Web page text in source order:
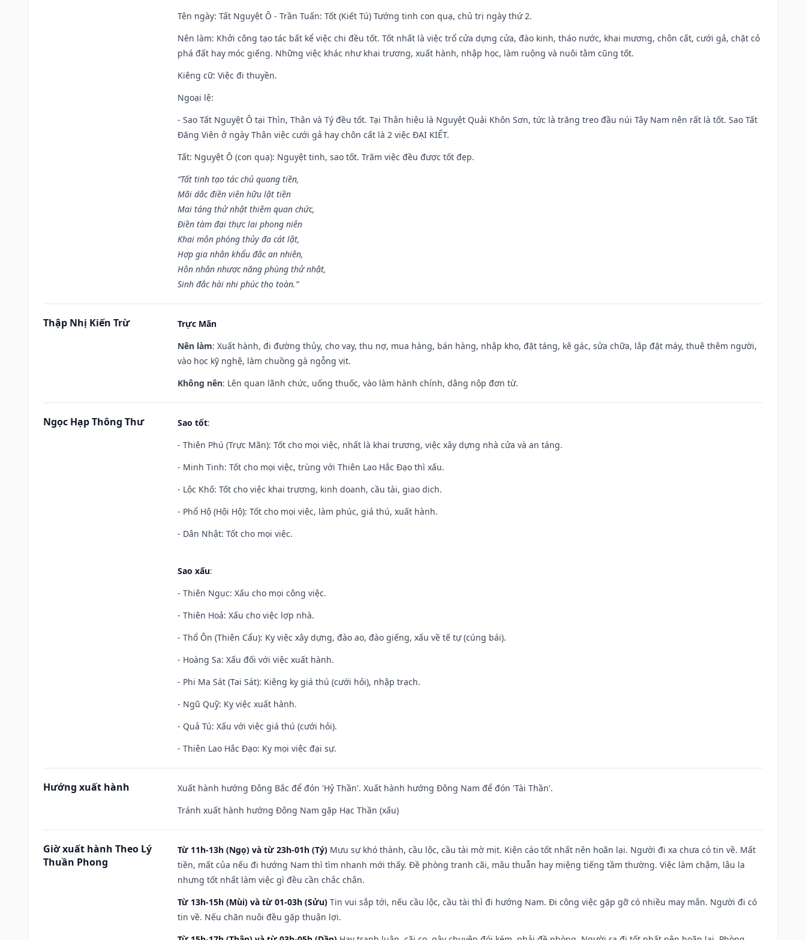
Tên ngày: Tất Nguyệt Ô - Trần Tuấn: Tốt (Kiết Tú) Tướng tinh con quạ, chủ trị ngày thứ 2.
Nên làm: Khởi công tạo tác bất kể việc chi đều tốt. Tốt nhất là việc trổ cửa dựng cửa, đào kinh, tháo nước, khai mương, chôn cất, cưới gả, chặt cỏ
phá đất hay móc giếng. Những việc khác như khai trương, xuất hành, nhập học, làm ruộng và nuôi tằm cũng tốt.
Kiêng cữ: Việc đi thuyền.
Ngoại lệ:
- Sao Tất Nguyệt Ô tại Thìn, Thân và Tý đều tốt. Tại Thân hiệu là Nguyệt Quải Khôn Sơn, tức là trăng treo đầu núi Tây Nam nên rất là tốt. Sao Tất
Đăng Viên ở ngày Thân việc cưới gả hay chôn cất là 2 việc ĐẠI KIẾT.
Tất: Nguyệt Ô (con quạ): Nguyệt tinh, sao tốt. Trăm việc đều được tốt đẹp.
“Tất tinh tạo tác chủ quang tiền,
Mãi dắc điền viên hữu lật tiền
Mai táng thử nhật thiêm quan chức,
Điền tàm đại thực lai phong niên
Khai môn phóng thủy đa cát lật,
Hợp gia nhân khẩu đắc an nhiên,
Hôn nhân nhược năng phùng thử nhật,
Sinh đắc hài nhi phúc thọ toàn.”
Thập Nhị Kiến Trừ
Trực Mãn
Nên làm: Xuất hành, đi đường thủy, cho vay, thu nợ, mua hàng, bán hàng, nhập kho, đặt táng, kê gác, sửa chữa, lắp đặt máy, thuê thêm người,
vào học kỹ nghệ, làm chuồng gà ngỗng vịt.
Không nên: Lên quan lãnh chức, uống thuốc, vào làm hành chính, dâng nộp đơn từ.
Ngọc Hạp Thông Thư Sao tốt:
- Thiên Phú (Trực Mãn): Tốt cho mọi việc, nhất là khai trương, việc xây dựng nhà cửa và an táng.
- Minh Tinh: Tốt cho mọi việc, trùng với Thiên Lao Hắc Đạo thì xấu.
- Lộc Khố: Tốt cho việc khai trương, kinh doanh, cầu tài, giao dịch.
- Phổ Hộ (Hội Hộ): Tốt cho mọi việc, làm phúc, giá thú, xuất hành.
- Dân Nhật: Tốt cho mọi việc.
Sao xấu:
- Thiên Ngục: Xấu cho mọi công việc.
- Thiên Hoả: Xấu cho việc lợp nhà.
- Thổ Ôn (Thiên Cẩu): Kỵ việc xây dựng, đào ao, đào giếng, xấu về tế tự (cúng bái).
- Hoàng Sa: Xấu đối với việc xuất hành.
- Phi Ma Sát (Tai Sát): Kiêng kỵ giá thú (cưới hỏi), nhập trạch.
- Ngũ Quỹ: Kỵ việc xuất hành.
- Quả Tú: Xấu với việc giá thú (cưới hỏi).
- Thiên Lao Hắc Đạo: Kỵ mọi việc đại sự.
Hướng xuất hành
Xuất hành hướng Đông Bắc để đón 'Hỷ Thần'. Xuất hành hướng Đông Nam để đón 'Tài Thần'.
Tránh xuất hành hướng Đông Nam gặp Hạc Thần (xấu)
Giờ xuất hành Theo Lý
Thuần Phong
Từ 11h-13h (Ngọ) và từ 23h-01h (Tý) Mưu sự khó thành, cầu lộc, cầu tài mờ mịt. Kiện cáo tốt nhất nên hoãn lại. Người đi xa chưa có tin về. Mất
tiền, mất của nếu đi hướng Nam thì tìm nhanh mới thấy. Đề phòng tranh cãi, mâu thuẫn hay miệng tiếng tầm thường. Việc làm chậm, lâu la
nhưng tốt nhất làm việc gì đều cần chắc chắn.
Từ 13h-15h (Mùi) và từ 01-03h (Sửu) Tin vui sắp tới, nếu cầu lộc, cầu tài thì đi hướng Nam. Đi công việc gặp gỡ có nhiều may mắn. Người đi có
tin về. Nếu chăn nuôi đều gặp thuận lợi.